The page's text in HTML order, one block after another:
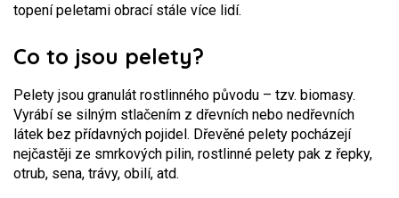
topení peletami obrací stále více lidí.
Co to jsou pelety?
Pelety jsou granulát rostlinného původu – tzv. biomasy.
Vyrábí se silným stlačením z dřevních nebo nedřevních
látek bez přídavných pojidel. Dřevěné pelety pocházejí
nejčastěji ze smrkových pilin, rostlinné pelety pak z řepky,
otrub, sena, trávy, obilí, atd.